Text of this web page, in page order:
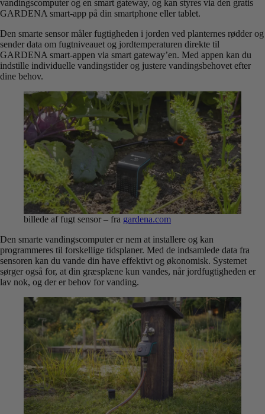
vandingscomputer og en smart gateway, og kan styres via den gratis
GARDENA smart-app på din smartphone eller tablet.
Den smarte sensor måler fugtigheden i jorden ved planternes rødder og
sender data om fugtniveauet og jordtemperaturen direkte til
GARDENA smart-appen via smart gateway’en. Med appen kan du
indstille individuelle vandingstider og justere vandingsbehovet efter
dine behov.
billede af fugt sensor – fra gardena.com
Den smarte vandingscomputer er nem at installere og kan
programmeres til forskellige tidsplaner. Med de indsamlede data fra
sensoren kan du vande din have effektivt og økonomisk. Systemet
sørger også for, at din græsplæne kun vandes, når jordfugtigheden er
lav nok, og der er behov for vanding.